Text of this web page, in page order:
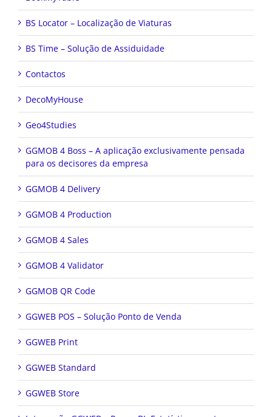
BS Locator – Localização de Viaturas
BS Time – Solução de Assiduidade
Contactos
DecoMyHouse
Geo4Studies
GGMOB 4 Boss – A aplicação exclusivamente pensada
para os decisores da empresa
GGMOB 4 Delivery
GGMOB 4 Production
GGMOB 4 Sales
GGMOB 4 Validator
GGMOB QR Code
GGWEB POS – Solução Ponto de Venda
GGWEB Print
GGWEB Standard
GGWEB Store